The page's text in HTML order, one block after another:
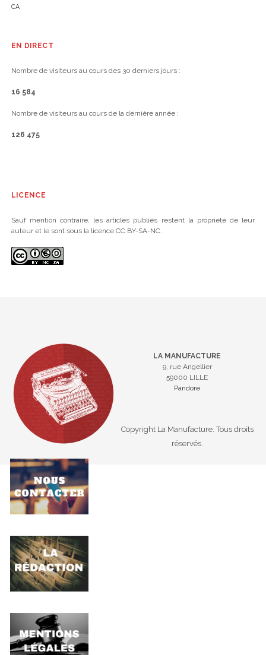
CA
EN DIRECT
Nombre de visiteurs au cours des 30 derniers jours :
16 584
Nombre de visiteurs au cours de la dernière année :
126 475
LICENCE
Sauf mention contraire, les articles publiés restent la propriété de leur
auteur et le sont sous la licence CC BY-SA-NC.
LA MANUFACTURE
9, rue Angellier
59000 LILLE
Pandore
Copyright La Manufacture. Tous droits
réservés.